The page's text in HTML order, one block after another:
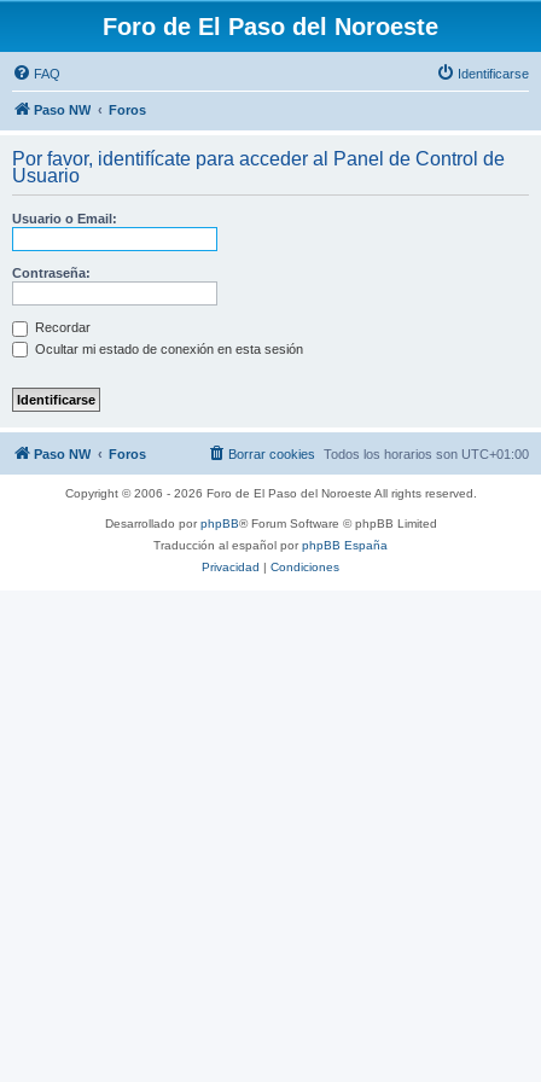
Foro de El Paso del Noroeste
FAQ Identificarse
Paso NW Foros
Por favor, identifícate para acceder al Panel de Control de
Usuario
Usuario o Email:
Contraseña:
Recordar
Ocultar mi estado de conexión en esta sesión
Paso NW Foros Todos los horarios son UTC+01:00
Borrar cookies
Copyright © 2006 - 2026 Foro de El Paso del Noroeste All rights reserved.
Desarrollado porphpBB® Forum Software © phpBB Limited
Traducción al español porphpBB España
Privacidad | Condiciones